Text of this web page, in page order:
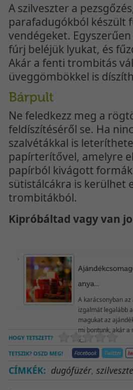
A szilveszter a
parafadugókból készült
vendégeket.
fúrj beléjük lyukat, és
Akár a fenti trombitás
üveggömbökkel is
Ne feledkezz meg a
feldíszítéséről se. Ha
szalvétákkal is
papírterítővel, amelyre
papírból kivágott
sütistálcákra is kerülhet
trombitákból.
Kipróbáltad vagy van
A karácsonyban
izgalmát legalább
magukat az
mi bontunk, akár a
k...
HOGY TETSZETT?
TETSZIK? OSZD MEG!
CÍMKÉK: dugófüzér,